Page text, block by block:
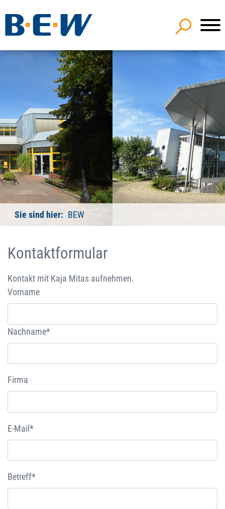
Sie sind hier: BEW
Kontaktformular
Kontakt mit Kaja Mitas aufnehmen.
Vorname
Nachname*
Firma
E-Mail*
Betreff*